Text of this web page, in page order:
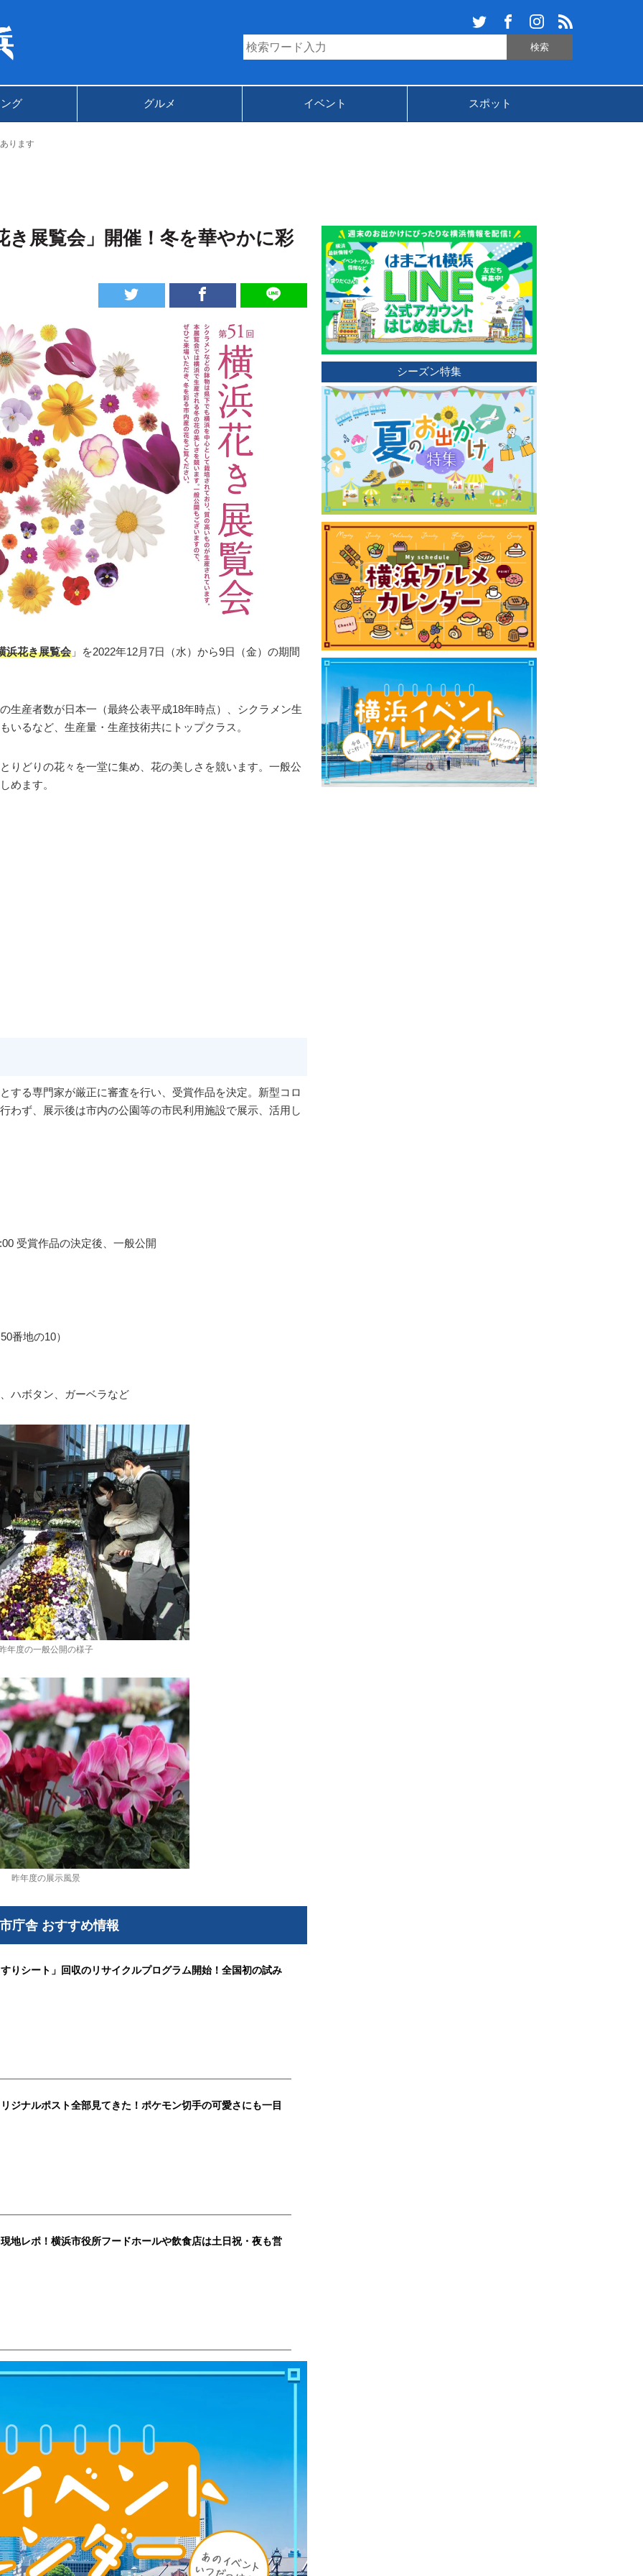
グ グルメ イベント スポット
ります
き展覧会」開催！冬を華やかに彩
浜花き展覧会 」を2022年12月7日（水）から9日（金）の期間
生産者数が日本一（最終公表平成18年時点）、シクラメン生
いるなど、生産量・生産技術共にトップクラス。
りどりの花々を一堂に集め、花の美しさを競います。一般公
めます。
する専門家が厳正に審査を行い、受賞作品を決定。新型コロ
わず、展示後は市内の公園等の市民利用施設で展示、活用し
受賞作品の決定後、一般公開
番地の10）
ハボタン、ガーベラなど
年度の一般公開の様子
昨年度の展示風景
庁舎 おすすめ情報
りシート」回収のリサイクルプログラム開始！全国初の試み
ジナルポスト全部見てきた！ポケモン切手の可愛さにも一目
地レポ！横浜市役所フードホールや飲食店は土日祝・夜も営
シーズン特集